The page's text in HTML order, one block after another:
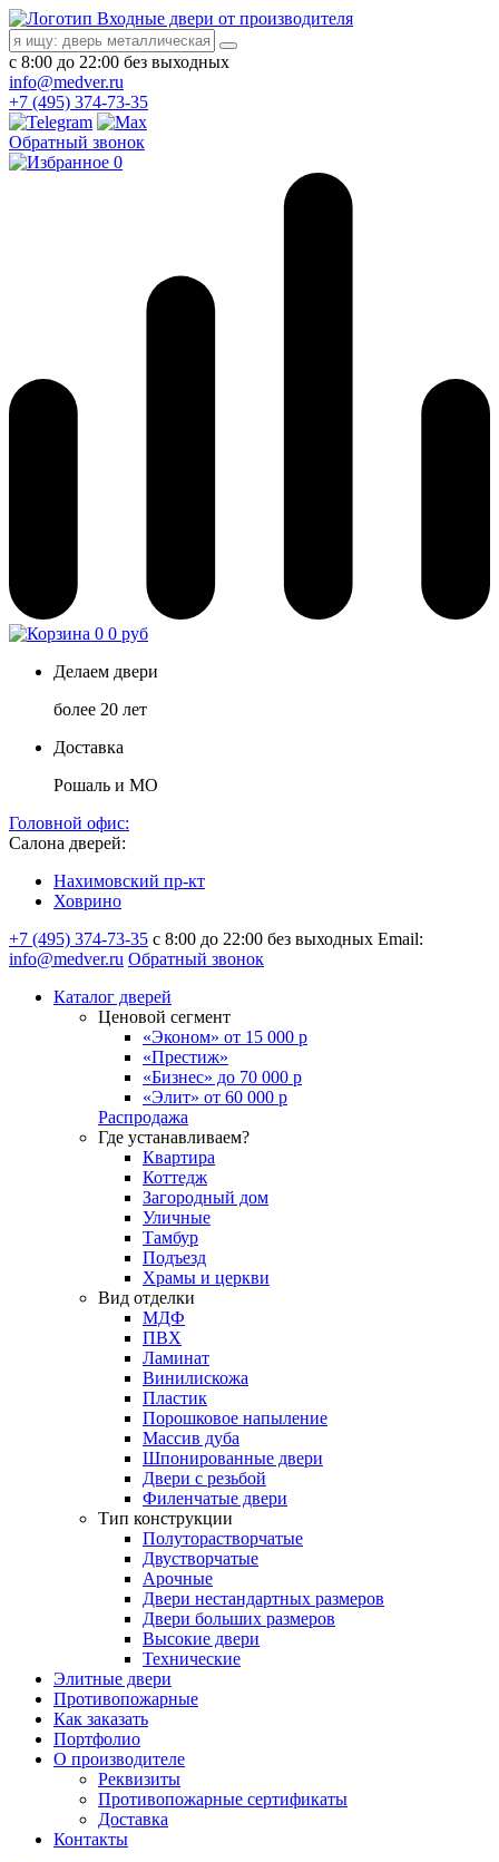
Входные двери от производителя
с 8:00 до 22:00 без выходных
info@medver.ru
+7 (495) 374-73-35
Обратный звонок
0
0 0 руб
Делаем двери
более 20 лет
Доставка
Рошаль и МО
Головной офис:
Салона дверей:
Нахимовский пр-кт
Ховрино
+7 (495) 374-73-35 с 8:00 до 22:00 без выходных Email:
info@medver.ru Обратный звонок
Каталог дверей
Ценовой сегмент
«Эконом» от 15 000 р
«Престиж»
«Бизнес» до 70 000 р
«Элит» от 60 000 р
Распродажа
Где устанавливаем?
Квартира
Коттедж
Загородный дом
Уличные
Тамбур
Подъезд
Храмы и церкви
Вид отделки
МДФ
ПВХ
Ламинат
Винилискожа
Пластик
Порошковое напыление
Массив дуба
Шпонированные двери
Двери с резьбой
Филенчатые двери
Тип конструкции
Полуторастворчатые
Двустворчатые
Арочные
Двери нестандартных размеров
Двери больших размеров
Высокие двери
Технические
Элитные двери
Противопожарные
Как заказать
Портфолио
О производителе
Реквизиты
Противопожарные сертификаты
Доставка
Контакты